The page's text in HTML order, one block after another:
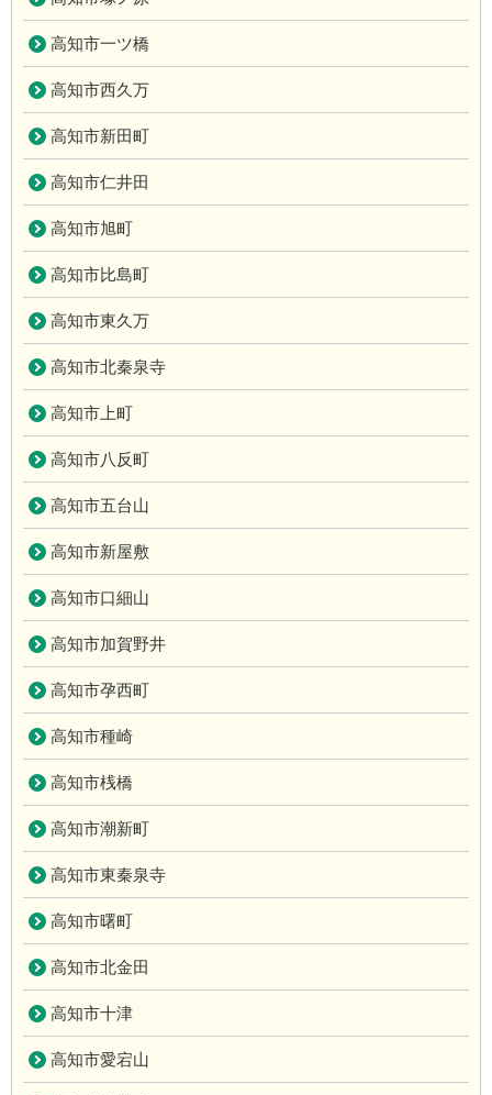
高知市一ツ橋
高知市西久万
高知市新田町
高知市仁井田
高知市旭町
高知市比島町
高知市東久万
高知市北秦泉寺
高知市上町
高知市八反町
高知市五台山
高知市新屋敷
高知市口細山
高知市加賀野井
高知市孕西町
高知市種崎
高知市桟橋
高知市潮新町
高知市東秦泉寺
高知市曙町
高知市北金田
高知市十津
高知市愛宕山